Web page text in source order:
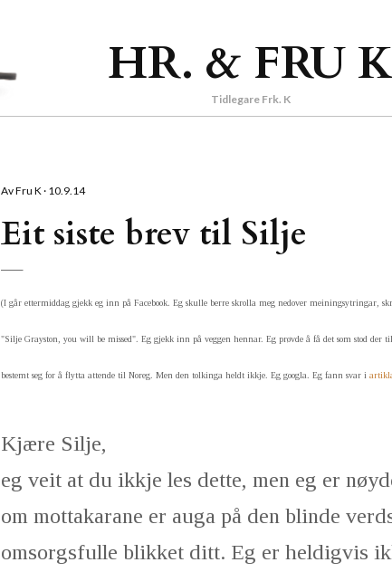
HR. & FRU
Tidlegare Frk. K
AvFru K 10.9.14
Eit siste brev til Silje
(I går ettermiddag gjekk eg inn på Facebook. Eg skulle berre skrolla meg nedover meiningsytringar,
"Silje Grayston, you will be missed". Eg gjekk inn på veggen hennar. Eg prøvde å få det som stod
bestemt seg for å flytta attende til Noreg. Men den tolkinga heldt ikkje. Eg googla. Eg fann svar i
Kjære Silje,
eg veit at du ikkje les dette, men eg er
om mottakarane er auga på den blinde
omsorgsfulle blikket ditt. Eg er heldigvis